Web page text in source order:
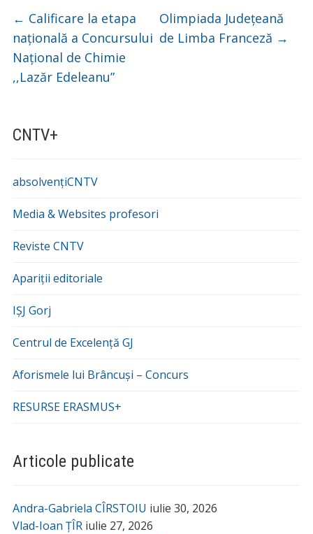
CNTV+
absolvențiCNTV
Media & Websites profesori
Reviste CNTV
Apariții editoriale
IȘJ Gorj
Centrul de Excelență GJ
Aforismele lui Brâncuși – Concurs
RESURSE ERASMUS+
Articole publicate
Andra-Gabriela CÎRSTOIU iulie 30, 2026
Vlad-Ioan ȚÎR iulie 27, 2026
← Calificare la etapa
națională a Concursului
Național de Chimie
,,Lazăr Edeleanu”
Olimpiada Județeană
de Limba Franceză →